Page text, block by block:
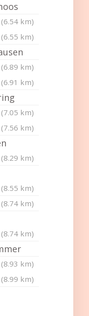
(6.54 km)
(6.55 km)
(6.89 km)
(6.91 km)
(7.05 km)
(7.56 km)
(8.29 km)
(8.55 km)
(8.74 km)
(8.74 km)
(8.93 km)
(8.99 km)